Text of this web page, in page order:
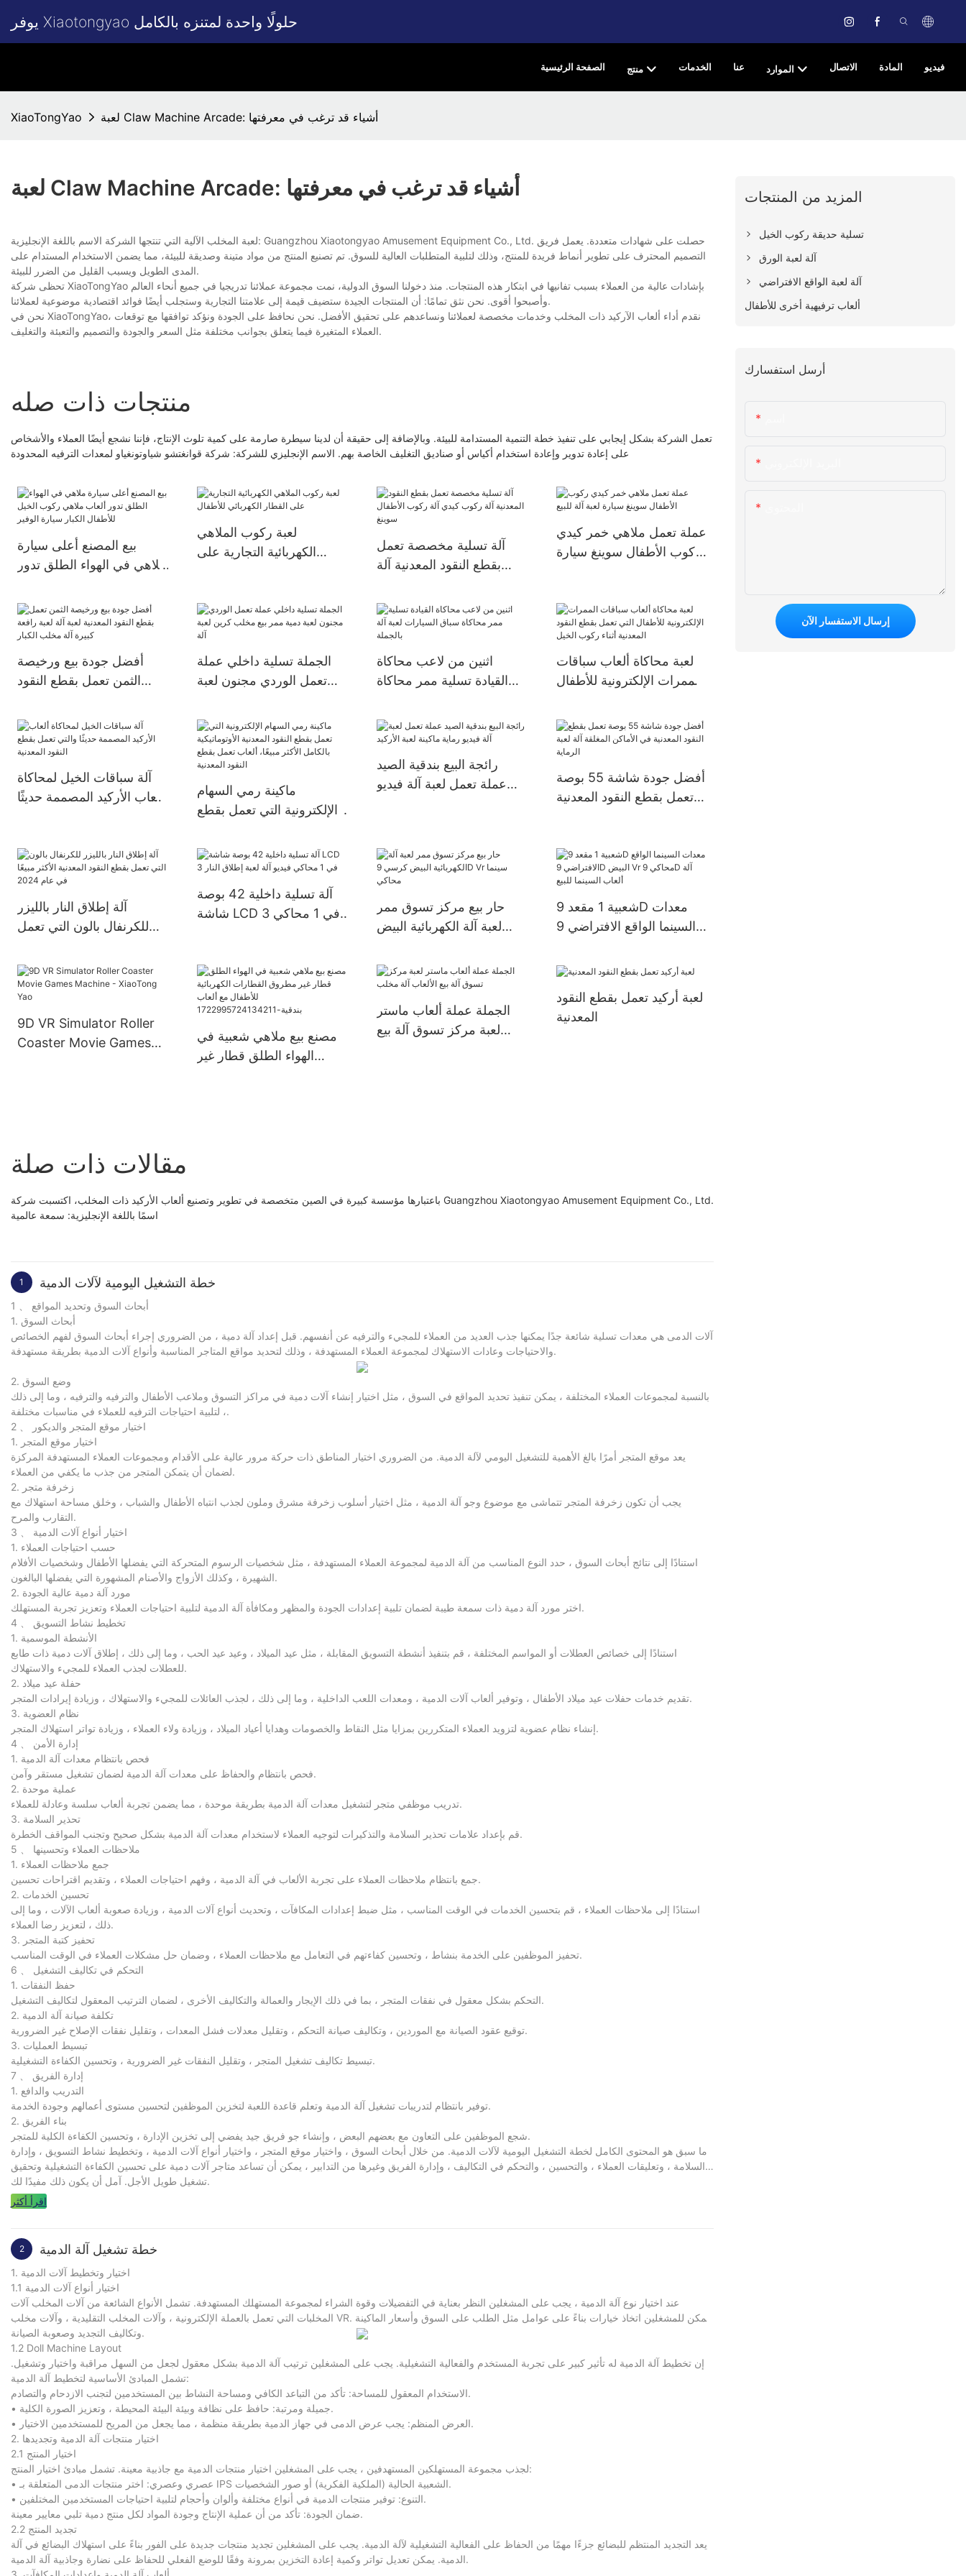
الصفحة الرئيسية منتج الخدمات عنا الموارد الاتصال المادة فيديو
XiaoTongYao لعبة Claw Machine Arcade: أشياء قد ترغب في معرفتها
لعبة Claw Machine Arcade: أشياء قد ترغب في معرفتها
لعبة المخلب الآلية التي تنتجها الشركة الاسم باللغة الإنجليزية: Guangzhou Xiaotongyao Amusement Equipment Co., Ltd. حصلت على شهادات متعددة. يعمل فريق
التصميم المحترف على تطوير أنماط فريدة للمنتج، وذلك لتلبية المتطلبات العالية للسوق. تم تصنيع المنتج من مواد متينة وصديقة للبيئة، مما يضمن الاستخدام المستدام على
المدى الطويل ويسبب القليل من الضرر للبيئة.
تحظى شركة XiaoTongYao بإشادات عالية من العملاء بسبب تفانيها في ابتكار هذه المنتجات. منذ دخولنا السوق الدولية، نمت مجموعة عملائنا تدريجيا في جميع أنحاء العالم
وأصبحوا أقوى. نحن نثق تمامًا: أن المنتجات الجيدة ستضيف قيمة إلى علامتنا التجارية وستجلب أيضًا فوائد اقتصادية موضوعية لعملائنا.
نحن في XiaoTongYao، نقدم أداء ألعاب الآركيد ذات المخلب وخدمات مخصصة لعملائنا ونساعدهم على تحقيق الأفضل. نحن نحافظ على الجودة ونؤكد توافقها مع توقعات
العملاء المتغيرة فيما يتعلق بجوانب مختلفة مثل السعر والجودة والتصميم والتعبئة والتغليف.
منتجات ذات صله
تعمل الشركة بشكل إيجابي على تنفيذ خطة التنمية المستدامة للبيئة. وبالإضافة إلى حقيقة أن لدينا سيطرة صارمة على كمية تلوث الإنتاج، فإننا نشجع أيضًا العملاء والأشخاص
على إعادة تدوير وإعادة استخدام أكياس أو صناديق التغليف الخاصة بهم. الاسم الإنجليزي للشركة: شركة قوانغتشو شياوتونغياو لمعدات الترفيه المحدودة
بيع المصنع أعلى سيارة
ملاهي في الهواء الطلق تدور
للأطفال الكبار سيارة الوفير
لعبة ركوب الملاهي
الكهربائية التجارية على
آلة تسلية مخصصة تعمل
بقطع النقود المعدنية آلة
الأطفال سوينغ
عملة تعمل ملاهي خمر كيدي
ركوب الأطفال سوينغ سيارة
أفضل جودة بيع ورخيصة
الثمن تعمل بقطع النقود
كبيرة آلة مخلب الكبار
الجملة تسلية داخلي عملة
تعمل الوردي مجنون لعبة
لعبة آلة
اثنين من لاعب محاكاة
القيادة تسلية ممر محاكاة
بالجملة
لعبة محاكاة ألعاب سباقات
الممرات الإلكترونية للأطفال
المعدنية أثناء ركوب الخيل
آلة سباقات الخيل لمحاكاة
ألعاب الأركيد المصممة حديثًا
ماكينة رمي السهام
الإلكترونية التي تعمل بقطع
بالكامل الأكثر مبيعًا، ألعاب
تعمل بقطع النقود المعدنية
رائجة البيع بندقية الصيد
عملة تعمل لعبة آلة فيديو
أفضل جودة شاشة 55 بوصة
تعمل بقطع النقود المعدنية
آلة إطلاق النار بالليزر
للكرنفال بالون التي تعمل
مبيعًا في عام 2024
آلة تسلية داخلية 42 بوصة
شاشة LCD 3 في 1 محاكي
حار بيع مركز تسوق ممر
لعبة آلة الكهربائية البيض
شعبية 1 مقعد 9D معدات
السينما الواقع الافتراضي 9D
ألعاب السينما للبيع
9D VR Simulator Roller
Coaster Movie Games
مصنع بيع ملاهي شعبية في
الهواء الطلق قطار غير
الجملة عملة ألعاب ماستر
لعبة مركز تسوق آلة بيع
لعبة أركيد تعمل بقطع النقود
المعدنية
مقالات ذات صلة
باعتبارها مؤسسة كبيرة في الصين متخصصة في تطوير وتصنيع ألعاب الأركيد ذات المخلب، اكتسبت شركة Guangzhou Xiaotongyao Amusement Equipment Co., Ltd.
اسمًا باللغة الإنجليزية: سمعة عالمية
1 خطة التشغيل اليومية لآلات الدمية
1 、 أبحاث السوق وتحديد المواقع
1. أبحاث السوق
آلات الدمى هي معدات تسلية شائعة جدًا يمكنها جذب العديد من العملاء للمجيء والترفيه عن أنفسهم. قبل إعداد آلة دمية ، من الضروري إجراء أبحاث السوق لفهم الخصائص
والاحتياجات وعادات الاستهلاك لمجموعة العملاء المستهدفة ، وذلك لتحديد مواقع المتاجر المناسبة وأنواع آلات الدمية بطريقة مستهدفة.
2. وضع السوق
بالنسبة لمجموعات العملاء المختلفة ، يمكن تنفيذ تحديد المواقع في السوق ، مثل اختيار إنشاء آلات دمية في مراكز التسوق وملاعب الأطفال والترفيه والترفيه ، وما إلى ذلك
، لتلبية احتياجات الترفيه للعملاء في مناسبات مختلفة.
2 、 اختيار موقع المتجر والديكور
1. اختيار موقع المتجر
يعد موقع المتجر أمرًا بالغ الأهمية للتشغيل اليومي لآلة الدمية. من الضروري اختيار المناطق ذات حركة مرور عالية على الأقدام ومجموعات العملاء المستهدفة المركزة
لضمان أن يتمكن المتجر من جذب ما يكفي من العملاء.
2. زخرفة متجر
يجب أن تكون زخرفة المتجر تتماشى مع موضوع وجو آلة الدمية ، مثل اختيار أسلوب زخرفة مشرق وملون لجذب انتباه الأطفال والشباب ، وخلق مساحة استهلاك مع
التقارب والمرح.
3 、 اختيار أنواع آلات الدمية
1. حسب احتياجات العملاء
استنادًا إلى نتائج أبحاث السوق ، حدد النوع المناسب من آلة الدمية لمجموعة العملاء المستهدفة ، مثل شخصيات الرسوم المتحركة التي يفضلها الأطفال وشخصيات الأفلام
الشهيرة ، وكذلك الأزواج والأصنام المشهورة التي يفضلها البالغون.
2. مورد آلة دمية عالية الجودة
اختر مورد آلة دمية ذات سمعة طيبة لضمان تلبية إعدادات الجودة والمظهر ومكافأة آلة الدمية لتلبية احتياجات العملاء وتعزيز تجربة المستهلك.
4 、 تخطيط نشاط التسويق
1. الأنشطة الموسمية
استنادًا إلى خصائص العطلات أو المواسم المختلفة ، قم بتنفيذ أنشطة التسويق المقابلة ، مثل عيد الميلاد ، وعيد عيد الحب ، وما إلى ذلك ، إطلاق آلات دمية ذات طابع
للعطلات لجذب العملاء للمجيء والاستهلاك.
2. حفلة عيد ميلاد
تقديم خدمات حفلات عيد ميلاد الأطفال ، وتوفير ألعاب آلات الدمية ، ومعدات اللعب الداخلية ، وما إلى ذلك ، لجذب العائلات للمجيء والاستهلاك ، وزيادة إيرادات المتجر.
3. نظام العضوية
إنشاء نظام عضوية لتزويد العملاء المتكررين بمزايا مثل النقاط والخصومات وهدايا أعياد الميلاد ، وزيادة ولاء العملاء ، وزيادة تواتر استهلاك المتجر.
4 、 إدارة الأمن
1. فحص بانتظام معدات آلة الدمية
فحص بانتظام والحفاظ على معدات آلة الدمية لضمان تشغيل مستقر وآمن.
2. عملية موحدة
تدريب موظفي متجر لتشغيل معدات آلة الدمية بطريقة موحدة ، مما يضمن تجربة ألعاب سلسة وعادلة للعملاء.
3. تحذير السلامة
قم بإعداد علامات تحذير السلامة والتذكيرات لتوجيه العملاء لاستخدام معدات آلة الدمية بشكل صحيح وتجنب المواقف الخطرة.
5 、 ملاحظات العملاء وتحسينها
1. جمع ملاحظات العملاء
جمع بانتظام ملاحظات العملاء على تجربة الألعاب في آلة الدمية ، وفهم احتياجات العملاء ، وتقديم اقتراحات تحسين.
2. تحسين الخدمات
استنادًا إلى ملاحظات العملاء ، قم بتحسين الخدمات في الوقت المناسب ، مثل ضبط إعدادات المكافآت ، وتحديث أنواع آلات الدمية ، وزيادة صعوبة ألعاب الآلات ، وما إلى
ذلك ، لتعزيز رضا العملاء.
3. تحفيز كتبة المتجر
تحفيز الموظفين على الخدمة بنشاط ، وتحسين كفاءتهم في التعامل مع ملاحظات العملاء ، وضمان حل مشكلات العملاء في الوقت المناسب.
6 、 التحكم في تكاليف التشغيل
1. حفظ النفقات
التحكم بشكل معقول في نفقات المتجر ، بما في ذلك الإيجار والعمالة والتكاليف الأخرى ، لضمان الترتيب المعقول لتكاليف التشغيل.
2. تكلفة صيانة آلة الدمية
توقيع عقود الصيانة مع الموردين ، وتكاليف صيانة التحكم ، وتقليل معدلات فشل المعدات ، وتقليل نفقات الإصلاح غير الضرورية.
3. تبسيط العمليات
تبسيط تكاليف تشغيل المتجر ، وتقليل النفقات غير الضرورية ، وتحسين الكفاءة التشغيلية.
7 、 إدارة الفريق
1. التدريب والدافع
توفير بانتظام لتدريبات تشغيل آلة الدمية وتعلم قاعدة اللعبة لتخزين الموظفين لتحسين مستوى أعمالهم وجودة الخدمة.
2. بناء الفريق
شجع الموظفين على التعاون مع بعضهم البعض ، وإنشاء جو فريق جيد يفضي إلى تخزين الإدارة ، وتحسين الكفاءة الكلية للمتجر.
ما سبق هو المحتوى الكامل لخطة التشغيل اليومية لآلات الدمية. من خلال أبحاث السوق ، واختيار موقع المتجر ، واختيار أنواع آلات الدمية ، وتخطيط نشاط التسويق ، وإدارة
السلامة ، وتعليقات العملاء ، والتحسين ، والتحكم في التكاليف ، وإدارة الفريق وغيرها من التدابير ، يمكن أن تساعد متاجر آلات دمية على تحسين الكفاءة التشغيلية وتحقيق
تشغيل طويل الأجل. آمل أن يكون ذلك مفيدًا لك.
اقرأ أكثر
2 خطة تشغيل آلة الدمية
1. اختيار وتخطيط آلات الدمية
1.1 اختيار أنواع آلات الدمية
عند اختيار نوع آلة الدمية ، يجب على المشغلين النظر بعناية في التفضيلات وقوة الشراء لمجموعة المستهلك المستهدفة. تشمل الأنواع الشائعة من آلات المخلب آلات
المخلبات التي تعمل بالعملة الإلكترونية ، وآلات المخلب التقليدية ، وآلات مخلب VR. يمكن للمشغلين اتخاذ خيارات بناءً على عوامل مثل الطلب على السوق وأسعار الماكينة
وتكاليف التجديد وصعوبة الصيانة.
1.2 Doll Machine Layout
إن تخطيط آلة الدمية له تأثير كبير على تجربة المستخدم والفعالية التشغيلية. يجب على المشغلين ترتيب آلة الدمية بشكل معقول لجعل من السهل مراقبة واختيار وتشغيل.
تشمل المبادئ الأساسية لتخطيط آلة الدمية:
الاستخدام المعقول للمساحة: تأكد من التباعد الكافي ومساحة النشاط بين المستخدمين لتجنب الازدحام والتصادم.
• جميلة ومرتبة: حافظ على نظافة وبيئة البيئة المحيطة ، وتعزيز الصورة الكلية.
• العرض المنظم: يجب عرض الدمى في جهاز الدمية بطريقة منظمة ، مما يجعل من المريح للمستخدمين الاختيار.
2. اختيار منتجات آلة الدمية وتجديدها
2.1 اختيار المنتج
لجذب مجموعة المستهلكين المستهدفين ، يجب على المشغلين اختيار منتجات الدمية مع جاذبية معينة. تشمل مبادئ اختيار المنتج:
• عصري وعصري: اختر منتجات الدمى المتعلقة بـ IPS الشعبية الحالية (الملكية الفكرية) أو صور الشخصيات.
• التنوع: توفير منتجات الدمية في أنواع مختلفة وألوان وأحجام لتلبية احتياجات المستخدمين المختلفين.
ضمان الجودة: تأكد من أن عملية الإنتاج وجودة المواد لكل منتج دمية تلبي معايير معينة.
2.2 تجديد المنتج
يعد التجديد المنتظم للبضائع جزءًا مهمًا من الحفاظ على الفعالية التشغيلية لآلة الدمية. يجب على المشغلين تجديد منتجات جديدة على الفور بناءً على استهلاك البضائع في آلة
الدمية. يمكن تعديل تواتر وكمية إعادة التخزين بمرونة وفقًا للوضع الفعلي للحفاظ على نضارة وجاذبية آلة الدمية.
المزيد من المنتجات
تسلية حديقة ركوب الخيل
آلة لعبة الورق
آلة لعبة الواقع الافتراضي
ألعاب ترفيهية أخرى للأطفال
أرسل استفسارك
إرسال الاستفسار الآن